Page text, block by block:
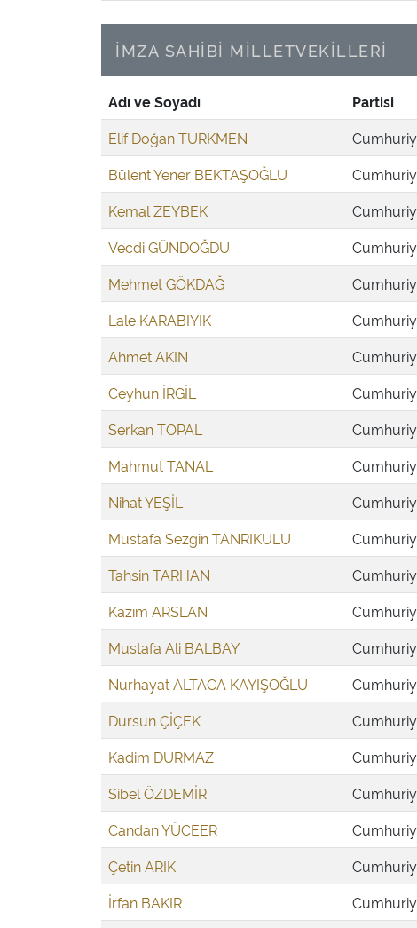
İMZA SAHİBİ MİLLETVEKİLLERİ
Adı ve Soyadı Partisi
Elif Doğan TÜRKMEN
Bülent Yener BEKTAŞOĞLU
Kemal ZEYBEK
Vecdi GÜNDOĞDU
Mehmet GÖKDAĞ
Lale KARABIYIK
Ahmet AKIN
Ceyhun İRGİL
Serkan TOPAL
Mahmut TANAL
Nihat YEŞİL
Mustafa Sezgin TANRIKULU
Tahsin TARHAN
Kazım ARSLAN
Mustafa Ali BALBAY
Nurhayat ALTACA KAYIŞOĞLU
Dursun ÇİÇEK
Kadim DURMAZ
Sibel ÖZDEMİR
Candan YÜCEER
Çetin ARIK
İrfan BAKIR